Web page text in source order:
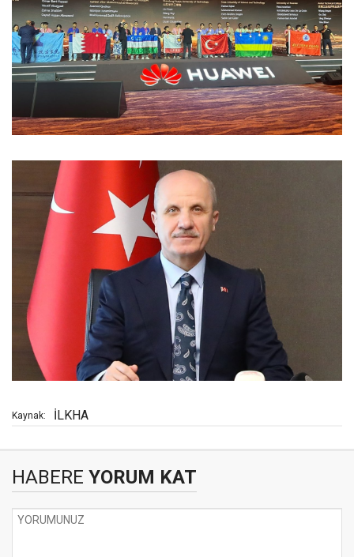
Kaynak: İLKHA
HABERE YORUM KAT